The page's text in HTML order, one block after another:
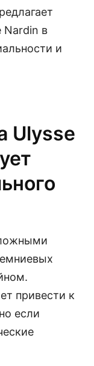
Nardin в
и
Ulysse
привести к
если